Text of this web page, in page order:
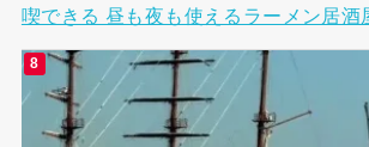
喫できる 昼も夜も使えるラーメン居酒